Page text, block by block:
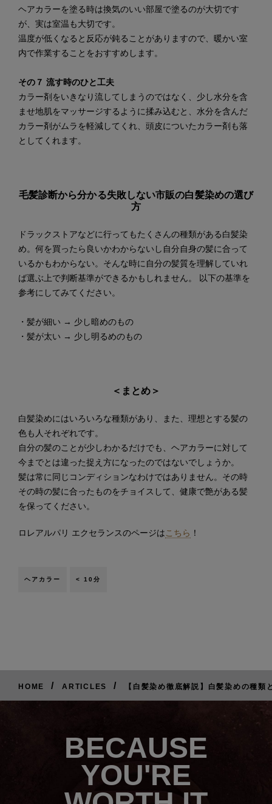
ヘアカラーを塗る時は換気のいい部屋で塗るのが大切です
が、実は室温も大切です。
温度が低くなると反応が鈍ることがありますので、暖かい室
内で作業することをおすすめします。
その７ 流す時のひと工夫
カラー剤をいきなり流してしまうのではなく、少し水分を含
ませ地肌をマッサージするように揉み込むと、水分を含んだ
カラー剤がムラを軽減してくれ、頭皮についたカラー剤も落
としてくれます。
毛髪診断から分かる失敗しない市販の白髪染めの選び
方
ドラックストアなどに行ってもたくさんの種類がある白髪染
め。何を買ったら良いかわからないし自分自身の髪に合って
いるかもわからない。そんな時に自分の髪質を理解していれ
ば選ぶ上で判断基準ができるかもしれません。 以下の基準を
参考にしてみてください。
・髪が細い → 少し暗めのもの
・髪が太い → 少し明るめのもの
＜まとめ＞
白髪染めにはいろいろな種類があり、また、理想とする髪の
色も人それぞれです。
自分の髪のことが少しわかるだけでも、ヘアカラーに対して
今までとは違った捉え方になったのではないでしょうか。
髪は常に同じコンディションなわけではありません。その時
その時の髪に合ったものをチョイスして、健康で艶がある髪
を保ってください。
ロレアルパリ エクセランスのページは こちら ！
ヘアカラー < 10分
HOME / ARTICLES / 【白髪染め徹底解説】白髪染めの種
BECAUSE
YOU'RE